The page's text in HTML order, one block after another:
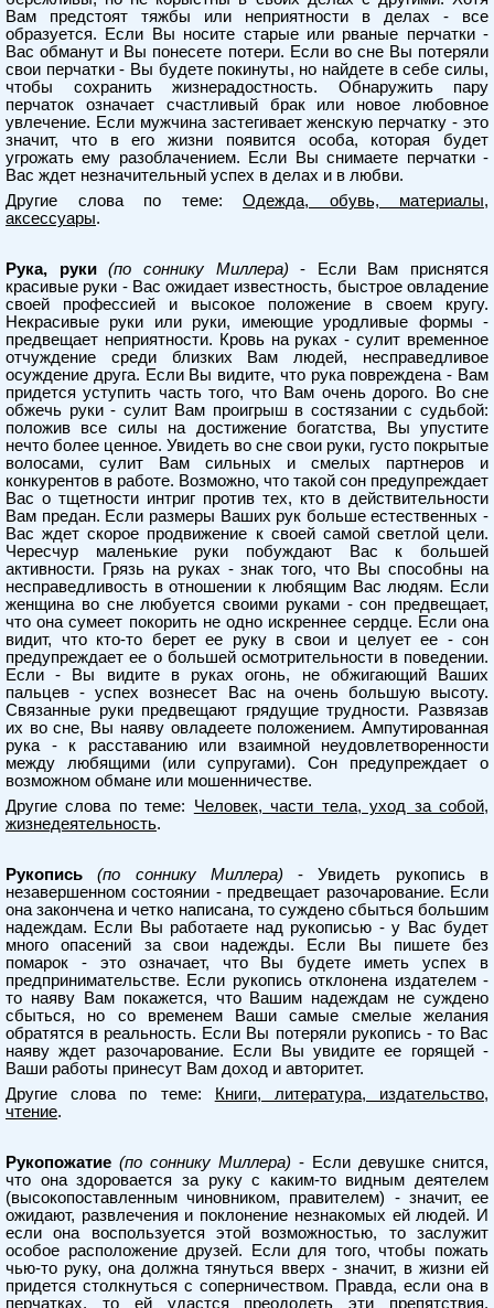
Вам предстоят тяжбы или неприятности в делах - все
образуется. Если Вы носите старые или рваные перчатки -
Вас обманут и Вы понесете потери. Если во сне Вы потеряли
свои перчатки - Вы будете покинуты, но найдете в себе силы,
чтобы сохранить жизнерадостность. Обнаружить пару
перчаток означает счастливый брак или новое любовное
увлечение. Если мужчина застегивает женскую перчатку - это
значит, что в его жизни появится особа, которая будет
угрожать ему разоблачением. Если Вы снимаете перчатки -
Вас ждет незначительный успех в делах и в любви.
Другие слова по теме: Одежда, обувь, материалы,
аксессуары.
Рука, руки (по соннику Миллера) - Если Вам приснятся
красивые руки - Вас ожидает известность, быстрое овладение
своей профессией и высокое положение в своем кругу.
Некрасивые руки или руки, имеющие уродливые формы -
предвещает неприятности. Кровь на руках - сулит временное
отчуждение среди близких Вам людей, несправедливое
осуждение друга. Если Вы видите, что рука повреждена - Вам
придется уступить часть того, что Вам очень дорого. Во сне
обжечь руки - сулит Вам проигрыш в состязании с судьбой:
положив все силы на достижение богатства, Вы упустите
нечто более ценное. Увидеть во сне свои руки, густо покрытые
волосами, сулит Вам сильных и смелых партнеров и
конкурентов в работе. Возможно, что такой сон предупреждает
Вас о тщетности интриг против тех, кто в действительности
Вам предан. Если размеры Ваших рук больше естественных -
Вас ждет скорое продвижение к своей самой светлой цели.
Чересчур маленькие руки побуждают Вас к большей
активности. Грязь на руках - знак того, что Вы способны на
несправедливость в отношении к любящим Вас людям. Если
женщина во сне любуется своими руками - сон предвещает,
что она сумеет покорить не одно искреннее сердце. Если она
видит, что кто-то берет ее руку в свои и целует ее - сон
предупреждает ее о большей осмотрительности в поведении.
Если - Вы видите в руках огонь, не обжигающий Ваших
пальцев - успех вознесет Вас на очень большую высоту.
Связанные руки предвещают грядущие трудности. Развязав
их во сне, Вы наяву овладеете положением. Ампутированная
рука - к расставанию или взаимной неудовлетворенности
между любящими (или супругами). Сон предупреждает о
возможном обмане или мошенничестве.
Другие слова по теме: Человек, части тела, уход за собой,
жизнедеятельность.
Рукопись (по соннику Миллера) - Увидеть рукопись в
незавершенном состоянии - предвещает разочарование. Если
она закончена и четко написана, то суждено сбыться большим
надеждам. Если Вы работаете над рукописью - у Вас будет
много опасений за свои надежды. Если Вы пишете без
помарок - это означает, что Вы будете иметь успех в
предпринимательстве. Если рукопись отклонена издателем -
то наяву Вам покажется, что Вашим надеждам не суждено
сбыться, но со временем Ваши самые смелые желания
обратятся в реальность. Если Вы потеряли рукопись - то Вас
наяву ждет разочарование. Если Вы увидите ее горящей -
Ваши работы принесут Вам доход и авторитет.
Другие слова по теме:
Книги, литература, издательство,
чтение.
Рукопожатие (по соннику Миллера) - Если девушке снится,
что она здоровается за руку с каким-то видным деятелем
(высокопоставленным чиновником, правителем) - значит, ее
ожидают, развлечения и поклонение незнакомых ей людей. И
если она воспользуется этой возможностью, то заслужит
особое расположение друзей. Если для того, чтобы пожать
чью-то руку, она должна тянуться вверх - значит, в жизни ей
придется столкнуться с соперничеством. Правда, если она в
перчатках, то ей удастся преодолеть эти препятствия.